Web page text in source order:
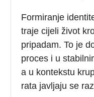
Formiranje
traje cijeli život
pripadam. To je
proces i u
a u kontekstu
rata javljaju se